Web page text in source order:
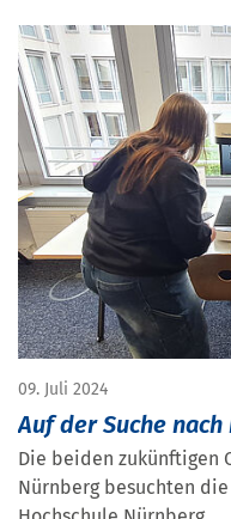
09. Juli 2024
Auf der Suche
Die beiden zukünftigen
Nürnberg besuchten